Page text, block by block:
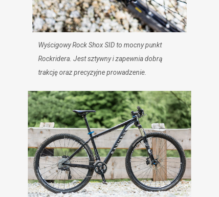
Wyścigowy Rock Shox SID to mocny punkt
Rockridera. Jest sztywny i zapewnia dobrą
trakcję oraz precyzyjne prowadzenie.